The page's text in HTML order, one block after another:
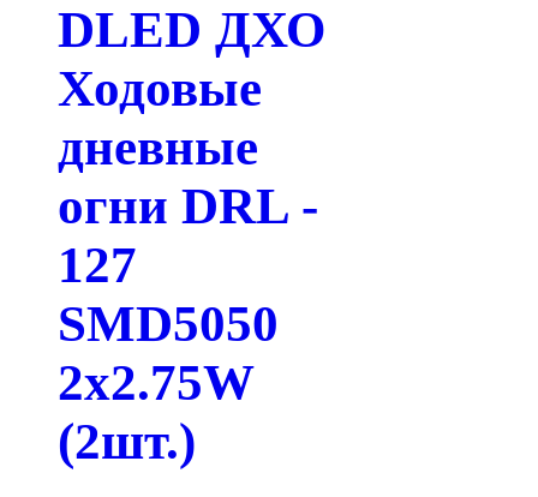
DLED ДХО
Ходовые
дневные
огни DRL -
127
SMD5050
2x2.75W
(2шт.)